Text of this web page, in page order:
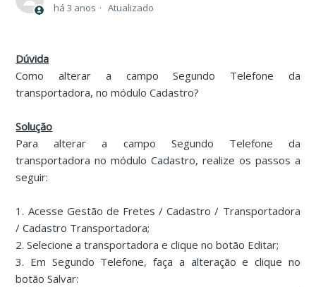
há 3 anos Atualizado
Dúvida
Como alterar a campo Segundo Telefone da
transportadora, no módulo Cadastro?
Solução
Para alterar a campo Segundo Telefone da
transportadora no módulo Cadastro, realize os passos a
seguir:
1. Acesse Gestão de Fretes / Cadastro / Transportadora
/ Cadastro Transportadora;
2. Selecione a transportadora e clique no botão Editar;
3. Em Segundo Telefone, faça a alteração e clique no
botão Salvar: